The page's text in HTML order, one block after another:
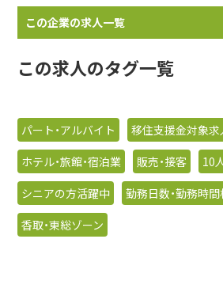
この企業の求人一覧
この求人のタグ一覧
パート・アルバイト
移住支援金対象求
ホテル・旅館・宿泊業
販売・接客
10
シニアの方活躍中
勤務日数・勤務時
香取・東総ゾーン